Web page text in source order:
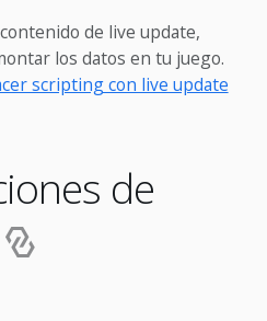
de live update,
los datos en tu juego.
scripting con live update
de